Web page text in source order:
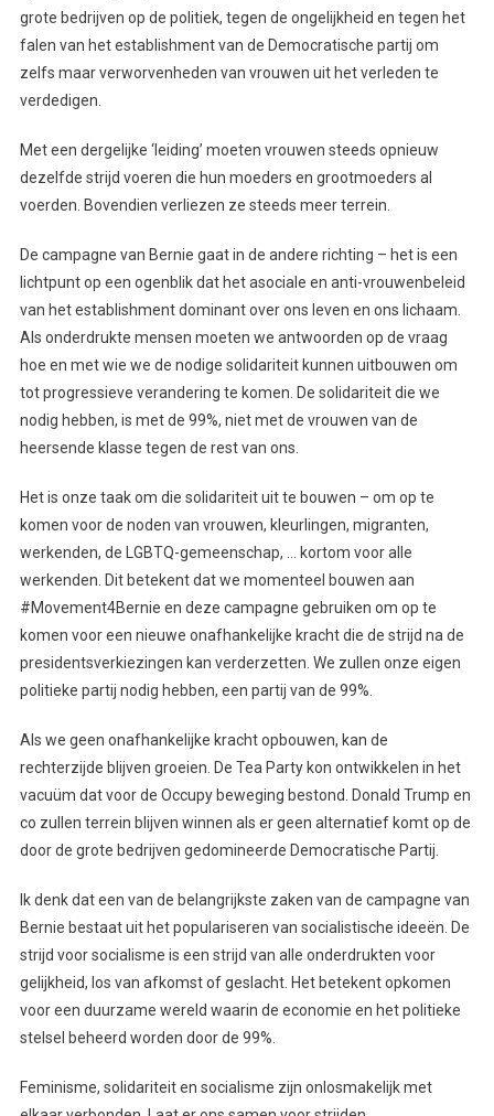
grote bedrijven op de politiek, tegen de ongelijkheid en tegen het
falen van het establishment van de Democratische partij om
zelfs maar verworvenheden van vrouwen uit het verleden te
verdedigen.
Met een dergelijke ‘leiding’ moeten vrouwen steeds opnieuw
dezelfde strijd voeren die hun moeders en grootmoeders al
voerden. Bovendien verliezen ze steeds meer terrein.
De campagne van Bernie gaat in de andere richting – het is een
lichtpunt op een ogenblik dat het asociale en anti-vrouwenbeleid
van het establishment dominant over ons leven en ons lichaam.
Als onderdrukte mensen moeten we antwoorden op de vraag
hoe en met wie we de nodige solidariteit kunnen uitbouwen om
tot progressieve verandering te komen. De solidariteit die we
nodig hebben, is met de 99%, niet met de vrouwen van de
heersende klasse tegen de rest van ons.
Het is onze taak om die solidariteit uit te bouwen – om op te
komen voor de noden van vrouwen, kleurlingen, migranten,
werkenden, de LGBTQ-gemeenschap, … kortom voor alle
werkenden. Dit betekent dat we momenteel bouwen aan
#Movement4Bernie en deze campagne gebruiken om op te
komen voor een nieuwe onafhankelijke kracht die de strijd na de
presidentsverkiezingen kan verderzetten. We zullen onze eigen
politieke partij nodig hebben, een partij van de 99%.
Als we geen onafhankelijke kracht opbouwen, kan de
rechterzijde blijven groeien. De Tea Party kon ontwikkelen in het
vacuüm dat voor de Occupy beweging bestond. Donald Trump en
co zullen terrein blijven winnen als er geen alternatief komt op de
door de grote bedrijven gedomineerde Democratische Partij.
Ik denk dat een van de belangrijkste zaken van de campagne van
Bernie bestaat uit het populariseren van socialistische ideeën. De
strijd voor socialisme is een strijd van alle onderdrukten voor
gelijkheid, los van afkomst of geslacht. Het betekent opkomen
voor een duurzame wereld waarin de economie en het politieke
stelsel beheerd worden door de 99%.
Feminisme, solidariteit en socialisme zijn onlosmakelijk met